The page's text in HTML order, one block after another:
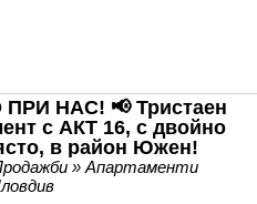
НАС! 📢 Тристаен
с АКТ 16, с двойно
в район Южен!
» Апартаменти